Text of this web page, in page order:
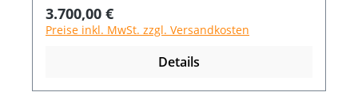
Regulärer Preis:
3.700,00 €
Preise inkl. MwSt. zzgl. Versandkosten
Details